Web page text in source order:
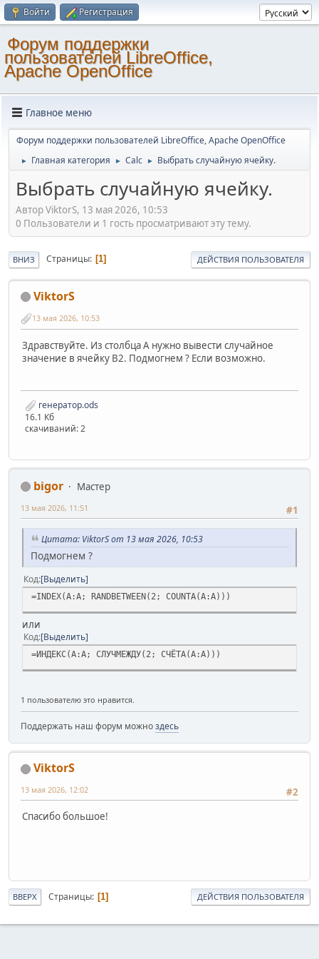
Войти Регистрация
Форум поддержки
пользователей LibreOffice,
Apache OpenOffice
Главное меню
Форум поддержки пользователей LibreOffice, Apache OpenOffice
► Главная категория ► Calc ► Выбрать случайную ячейку.
Выбрать случайную ячейку.
Автор ViktorS, 13 мая 2026, 10:53
0 Пользователи и 1 гость просматривают эту тему.
ВНИЗ Страницы 1 ДЕЙСТВИЯ ПОЛЬЗОВАТЕЛЯ
ViktorS
13 мая 2026, 10:53
Здравствуйте. Из столбца A нужно вывести случайное
значение в ячейку B2. Подмогнем ? Если возможно.
генератор.ods
16.1 Кб
скачиваний: 2
bigor
Мастер
#1
13 мая 2026, 11:51
Цитата: ViktorS от 13 мая 2026, 10:53
Подмогнем ?
Код Выделить
=INDEX(A:A; RANDBETWEEN(2; COUNTA(A:A)))
или
Код Выделить
=ИНДЕКС(A:A; СЛУЧМЕЖДУ(2; СЧЁТА(A:A)))
1 пользователю это нравится.
Поддержать наш форум можноздесь
ViktorS
#2
13 мая 2026, 12:02
Спасибо большое!
ВВЕРХ Страницы 1 ДЕЙСТВИЯ ПОЛЬЗОВАТЕЛЯ